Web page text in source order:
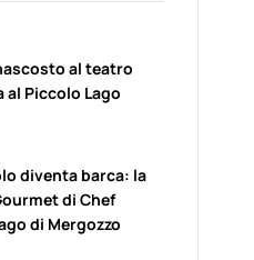
al teatro
al Piccolo Lago
diventa barca: la
di Chef
di Mergozzo